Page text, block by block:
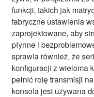
funkcji, takich jak
fabryczne ustawienia
zaprojektowane, aby
płynne i
sprawia również, że
konfiguracji z wieloma
pełnić rolę transmisji
konsola jest używana